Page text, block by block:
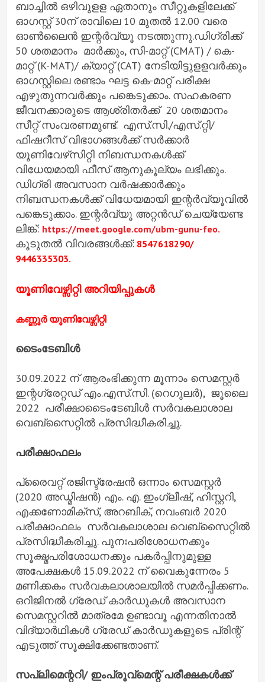
ബാച്ചിൽ ഒഴിവുളള ഏതാനും സീറ്റുകളിലേക്ക്
ഓഗസ്റ്റ് 30ന് രാവിലെ 10 മുതൽ 12.00 വരെ
ഓൺലൈൻ ഇന്റർവ്യൂ നടത്തുന്നു.ഡിഗ്രിക്ക്
50 ശതമാനം മാർക്കും, സി-മാറ്റ് (CMAT) / കെ-
മാറ്റ് (K-MAT)/ ക്യാറ്റ് (CAT) നേടിയിട്ടുളളവർക്കും
ഓഗസ്റ്റിലെ രണ്ടാം ഘട്ട കെ-മാറ്റ് പരീക്ഷ
എഴുതുന്നവർക്കും പങ്കെടുക്കാം. സഹകരണ
ജീവനക്കാരുടെ ആശ്രിതർക്ക് 20 ശതമാനം
സീറ്റ് സംവരണമുണ്ട്. എസ്.സി./എസ്.റ്റി/
ഫിഷറീസ് വിഭാഗങ്ങൾക്ക് സർക്കാർ
യൂണിവേഴ്‌സിറ്റി നിബന്ധനകൾക്ക്
വിധേയമായി ഫീസ് ആനുകൂല്യം ലഭിക്കും.
ഡിഗ്രി അവസാന വർഷക്കാർക്കും
നിബന്ധനകൾക്ക് വിധേയമായി ഇന്റർവ്യൂവിൽ
പങ്കെടുക്കാം. ഇന്റർവ്യൂ അറ്റൻഡ് ചെയ്യേണ്ട
ലിങ്ക്: https://meet.google.com/ubm-gunu-feo.
കൂടുതൽ വിവരങ്ങൾക്ക്: 8547618290/
9446335303.
യൂണിവേഴ്സിറ്റി അറിയിപ്പുകൾ
കണ്ണൂർ യൂണിവേഴ്സിറ്റി
ടൈംടേബിൾ
30.09.2022 ന് ആരംഭിക്കുന്ന മൂന്നാം സെമസ്റ്റർ
ഇന്റഗ്രേറ്റഡ് എം.എസ്.സി. (റെഗുലർ), ജൂലൈ
2022 പരീക്ഷാടൈംടേബിൾ സർവകലാശാല
വെബ്സൈറ്റിൽ പ്രസിദ്ധീകരിച്ചു.
പരീക്ഷാഫലം
പ്രൈവറ്റ് രജിസ്ട്രേഷൻ ഒന്നാം സെമസ്റ്റർ
(2020 അഡ്മിഷൻ) എം. എ. ഇംഗ്ലീഷ്, ഹിസ്റ്ററി,
എക്കണോമിക്സ്, അറബിക്, നവംബർ 2020
പരീക്ഷാഫലം സർവകലാശാല വെബ്‌സൈറ്റിൽ
പ്രസിദ്ധീകരിച്ചു. പുനഃപരിശോധനക്കും
സൂക്ഷ്മപരിശോധനക്കും പകർപ്പിനുമുള്ള
അപേക്ഷകൾ 15.09.2022 ന് വൈകുന്നേരം 5
മണിക്കകം സർവകലാശാലയിൽ സമർപ്പിക്കണം.
ഒറിജിനൽ ഗ്രേഡ് കാർഡുകൾ അവസാന
സെമസ്റ്ററിൽ മാത്രമേ ഉണ്ടാവൂ എന്നതിനാൽ
വിദ്യാർഥികൾ ഗ്രേഡ് കാർഡുകളുടെ പ്രിന്റ്
എടുത്ത് സൂക്ഷിക്കേണ്ടതാണ്.
സപ്ലിമെന്ററി/ ഇംപ്രൂവ്മെന്റ് പരീക്ഷകൾക്ക്